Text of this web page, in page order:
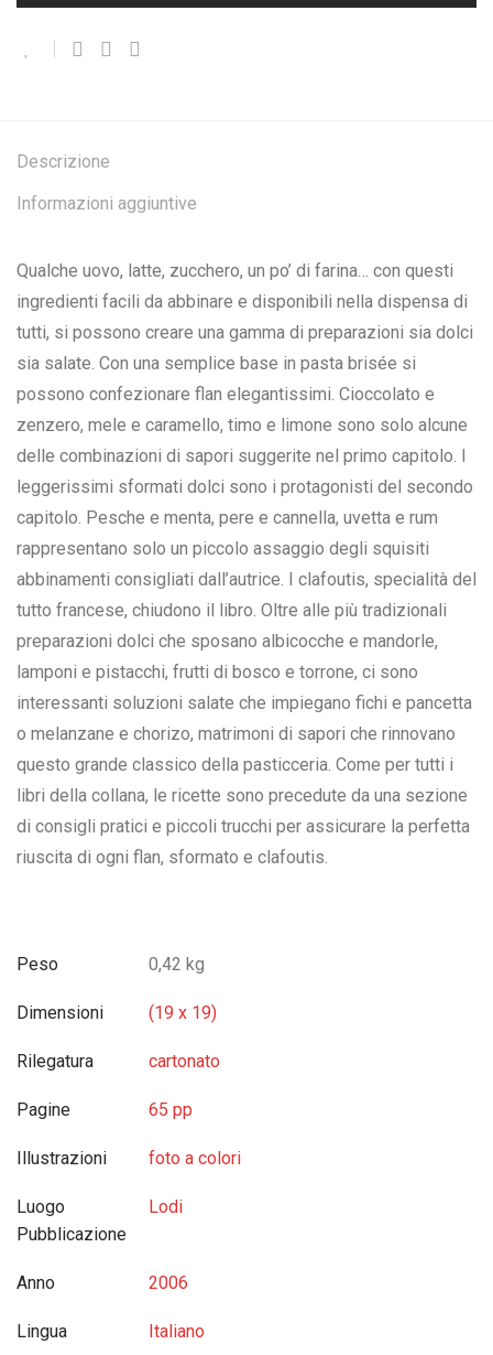
Descrizione
Informazioni aggiuntive
Qualche uovo, latte, zucchero, un po’ di farina… con questi
ingredienti facili da abbinare e disponibili nella dispensa di
tutti, si possono creare una gamma di preparazioni sia dolci
sia salate. Con una semplice base in pasta brisée si
possono confezionare flan elegantissimi. Cioccolato e
zenzero, mele e caramello, timo e limone sono solo alcune
delle combinazioni di sapori suggerite nel primo capitolo. I
leggerissimi sformati dolci sono i protagonisti del secondo
capitolo. Pesche e menta, pere e cannella, uvetta e rum
rappresentano solo un piccolo assaggio degli squisiti
abbinamenti consigliati dall’autrice. I clafoutis, specialità del
tutto francese, chiudono il libro. Oltre alle più tradizionali
preparazioni dolci che sposano albicocche e mandorle,
lamponi e pistacchi, frutti di bosco e torrone, ci sono
interessanti soluzioni salate che impiegano fichi e pancetta
o melanzane e chorizo, matrimoni di sapori che rinnovano
questo grande classico della pasticceria. Come per tutti i
libri della collana, le ricette sono precedute da una sezione
di consigli pratici e piccoli trucchi per assicurare la perfetta
riuscita di ogni flan, sformato e clafoutis.
Peso 0,42 kg
Dimensioni (19 x 19)
Rilegatura cartonato
Pagine 65 pp
Illustrazioni foto a colori
Luogo
Pubblicazione
Lodi
Anno 2006
Lingua Italiano